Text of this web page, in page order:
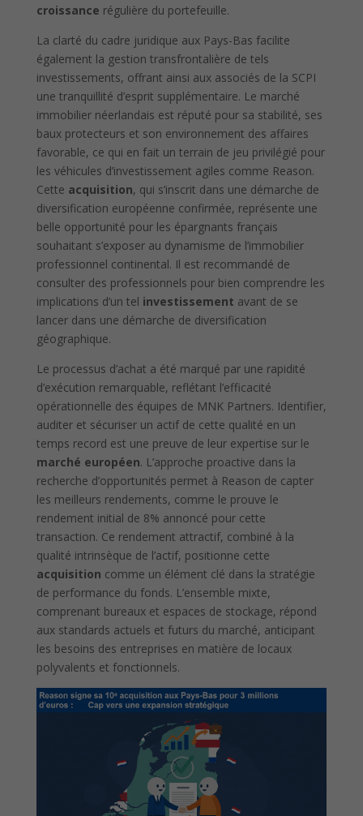
croissance régulière du portefeuille.
La clarté du cadre juridique aux Pays-Bas facilite
également la gestion transfrontalière de tels
investissements, offrant ainsi aux associés de la SCPI
une tranquillité d’esprit supplémentaire. Le marché
immobilier néerlandais est réputé pour sa stabilité, ses
baux protecteurs et son environnement des affaires
favorable, ce qui en fait un terrain de jeu privilégié pour
les véhicules d’investissement agiles comme Reason.
Cette acquisition, qui s’inscrit dans une démarche de
diversification européenne confirmée, représente une
belle opportunité pour les épargnants français
souhaitant s’exposer au dynamisme de l’immobilier
professionnel continental. Il est recommandé de
consulter des professionnels pour bien comprendre les
implications d’un tel investissement avant de se
lancer dans une démarche de diversification
géographique.
Le processus d’achat a été marqué par une rapidité
d’exécution remarquable, reflétant l’efficacité
opérationnelle des équipes de MNK Partners. Identifier,
auditer et sécuriser un actif de cette qualité en un
temps record est une preuve de leur expertise sur le
marché européen. L’approche proactive dans la
recherche d’opportunités permet à Reason de capter
les meilleurs rendements, comme le prouve le
rendement initial de 8% annoncé pour cette
transaction. Ce rendement attractif, combiné à la
qualité intrinsèque de l’actif, positionne cette
acquisition comme un élément clé dans la stratégie
de performance du fonds. L’ensemble mixte,
comprenant bureaux et espaces de stockage, répond
aux standards actuels et futurs du marché, anticipant
les besoins des entreprises en matière de locaux
polyvalents et fonctionnels.